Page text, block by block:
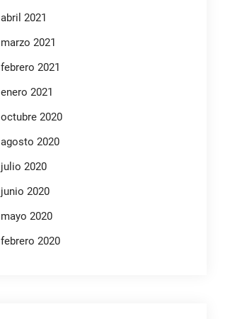
abril 2021
marzo 2021
febrero 2021
enero 2021
octubre 2020
agosto 2020
julio 2020
junio 2020
mayo 2020
febrero 2020